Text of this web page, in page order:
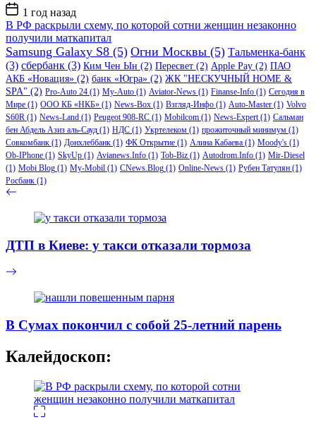
Дата
записи
1 год назад
В РФ раскрыли схему, по которой сотни женщин незаконно
получили маткапитал
Samsung Galaxy S8 (5) Огни Москвы (5) Тальменка-банк
(3) сбербанк (3) Ким Чен Ын (2) Пересвет (2) Apple Pay (2) ПАО
АКБ «Новация» (2) банк «Югра» (2) ЖК "НЕСКУЧНЫЙ HOME &
SPA" (2) Pro-Auto 24 (1) My-Auto (1) Aviator-News (1) Finanse-Info (1) Сегодня в
Мире (1) ООО КБ «НКБ» (1) News-Box (1) Взгляд-Инфо (1) Auto-Master (1) Volvo
S60R (1) News-Land (1) Peugeot 908-RC (1) Mobilcom (1) News-Expert(1) Сальман
бен Абдель Азиз аль-Сауд (1) НДС (1) Укртелеком (1) прожиточный минимум (1)
Совкомбанк (1) Донхлеббанк (1) ФК Открытие (1) Алина Кабаева (1) Moody's (1)
Ob-IPhone (1) SkyUp (1) Avianews.Info (1) Tob-Biz (1) Autodrom.Info (1) Mir-Diesel
(1) Mobi Blog (1) My-Mobil (1) CNews.Blog (1) Online-News (1) Рубен Татулян (1)
Росбанк (1)
ДТП в Киеве: у такси отказали тормоза
В Сумах покончил с собой 25-летний парень
Калейдоскоп: